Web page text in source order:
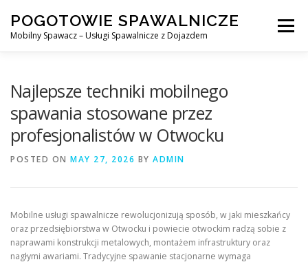
content
POGOTOWIE SPAWALNICZE
Mobilny Spawacz – Usługi Spawalnicze z Dojazdem
Menu
SPAWANIE MIG/MAG (GMAW) NASZE USŁUGI
Najlepsze techniki mobilnego
spawania stosowane przez
profesjonalistów w Otwocku
POSTED ON MAY 27, 2026 BY ADMIN
Mobilne usługi spawalnicze rewolucjonizują sposób, w jaki mieszkańcy
oraz przedsiębiorstwa w Otwocku i powiecie otwockim radzą sobie z
naprawami konstrukcji metalowych, montażem infrastruktury oraz
nagłymi awariami. Tradycyjne spawanie stacjonarne wymaga